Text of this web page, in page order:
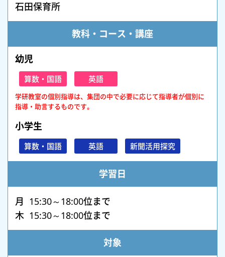
石田保育所
教科・コース・講座
幼児
算数・国語 英語
学研教室の個別指導は、集団の中で必要に応じて指導者が個別に
指導・助言するものです。
小学生
算数・国語 英語 新聞活用探究
学習日
月 15:30～18:00位まで
木 15:30～18:00位まで
対象